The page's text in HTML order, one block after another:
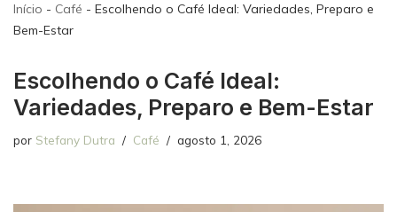
Início - Café - Escolhendo o Café Ideal: Variedades, Preparo e
Bem-Estar
Escolhendo o Café Ideal:
Variedades, Preparo e Bem-Estar
por Stefany Dutra Café agosto 1, 2026